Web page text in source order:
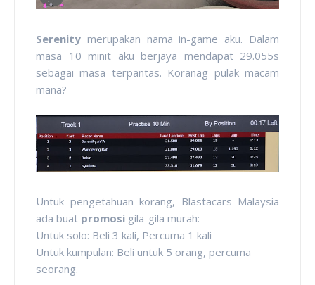
Serenity merupakan nama in-game aku. Dalam
masa 10 minit aku berjaya mendapat 29.055s
sebagai masa terpantas. Koranag pulak macam
mana?
Untuk pengetahuan korang, Blastacars Malaysia
ada buat promosi gila-gila murah:
Untuk solo: Beli 3 kali, Percuma 1 kali
Untuk kumpulan: Beli untuk 5 orang, percuma
seorang.